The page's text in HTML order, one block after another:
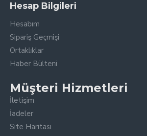
Hesap Bilgileri
Hesabım
Sipariş Geçmişi
Ortaklıklar
Haber Bülteni
Müşteri Hizmetleri
İletişim
İadeler
Site Haritası